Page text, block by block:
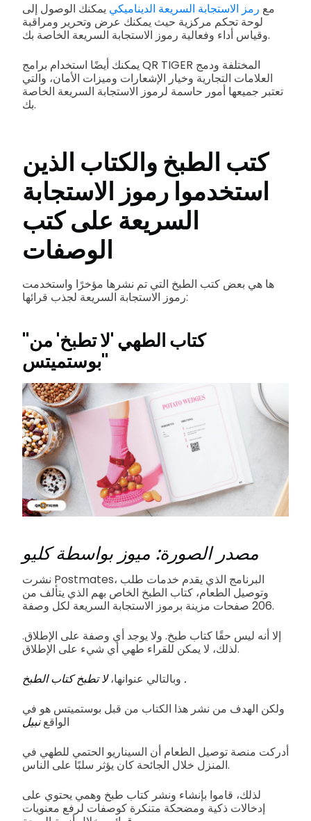
مع رمز الاستجابة السريعة الديناميكي يمكنك الوصول إلى
لوحة تحكم مركزية حيث يمكنك عرض وتحرير ومراقبة
وقياس أداء وفعالية رموز الاستجابة السريعة الخاصة بك.
يمكنك أيضًا استخدام برامج QR TIGER المختلفة ودمج
العلامات التجارية وخيار الإشعارات وميزات الأمان، والتي
تعتبر جميعها أمور حاسمة لرموز الاستجابة السريعة الخاصة
بك.
كتب الطبخ والكتاب الذين
استخدموا رموز الاستجابة
السريعة على كتب
الوصفات
ها هي بعض كتب الطبخ التي تم نشرها مؤخرًا واستخدمت
رموز الاستجابة السريعة لجذب قرائها:
"كتاب الطهي 'لا تطبخ' من
بوستميتس"
مصدر الصورة: ميوز بواسطة كليو
نشرت Postmates، البرنامج الذي يقدم خدمات طلب
وتوصيل الطعام، كتاب الطبخ الخاص بهم الذي يتألف من
206 صفحات مزينة برموز الاستجابة السريعة لكل وصفة.
إلا أنه ليس حقًا كتاب طبخ. ولا يوجد أي وصفة على الإطلاق.
لذلك، لا يمكن للقراء طهي أي شيء على الإطلاق.
وبالتالي عنوانها، .
ولكن الهدف من نشر هذا الكتاب من قبل بوستميتس هو في
الواقعنبيل
أدركت منصة توصيل الطعام أن السيناريو الحتمي للطهي في
المنزل خلال الجائحة كان يؤثر سلبًا على الناس.
لذلك، قاموا بإنشاء ونشر كتاب طبخ وهمي يحتوي على
إدخالات ذكية ومضحكة متنكرة كوصفات لرفع معنويات